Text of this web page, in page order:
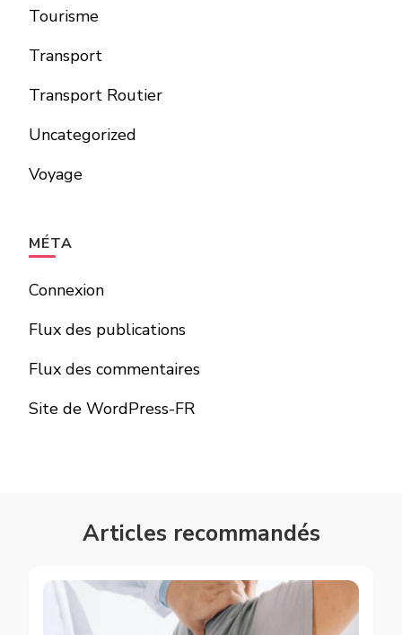
Tourisme
Transport
Transport Routier
Uncategorized
Voyage
MÉTA
Connexion
Flux des publications
Flux des commentaires
Site de WordPress-FR
Articles recommandés